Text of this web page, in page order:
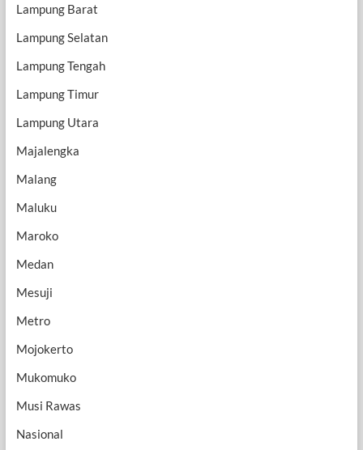
Lampung Barat
Lampung Selatan
Lampung Tengah
Lampung Timur
Lampung Utara
Majalengka
Malang
Maluku
Maroko
Medan
Mesuji
Metro
Mojokerto
Mukomuko
Musi Rawas
Nasional